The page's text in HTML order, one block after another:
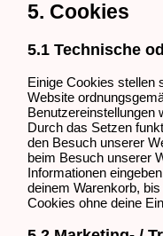
5. Cookies
5.1 Technische
Einige Cookies stellen
Website
Benutzereinstellungen
Durch das Setzen
den Besuch unserer
beim Besuch unserer
Informationen
deinem Warenkorb,
Cookies ohne deine